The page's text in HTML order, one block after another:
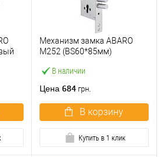
В наличии
Механизм замка ABARO
M252 (BS60*85мм)
Цена 684 грн.
В корзину
Купить в 1 клик